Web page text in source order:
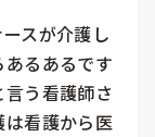
スが介護し
るあるです
う看護師さ
看護から医